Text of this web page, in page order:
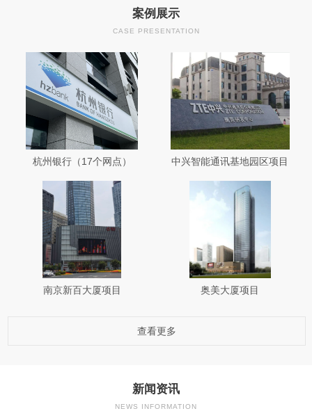
案例展示
CASE PRESENTATION
杭州银行（17个网点） 中兴智能通讯基地园区项目
南京新百大厦项目 奥美大厦项目
查看更多
新闻资讯
NEWS INFORMATION